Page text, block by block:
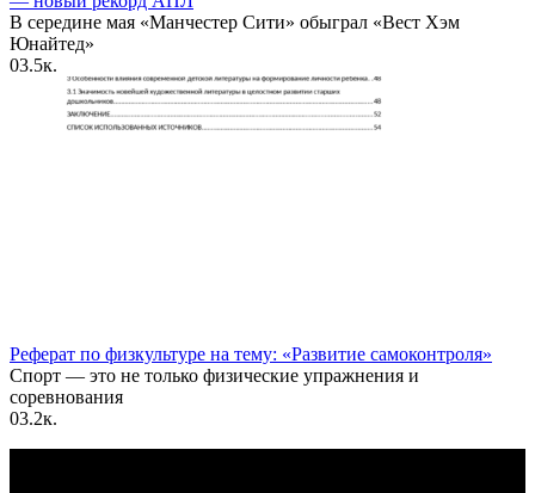
В середине мая «Манчестер Сити» обыграл «Вест Хэм
Юнайтед»
03.5к.
Реферат по физкультуре на тему: «Развитие самоконтроля»
Спорт — это не только физические упражнения и
соревнования
03.2к.